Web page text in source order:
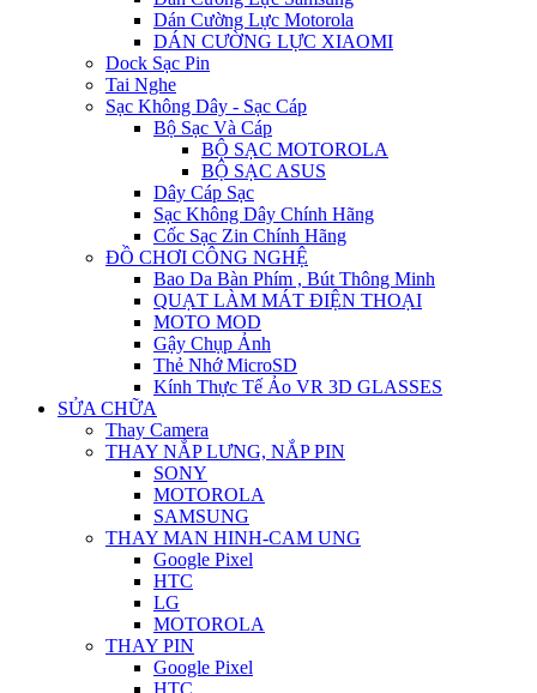
Dán Cường Lực Motorola
DÁN CƯỜNG LỰC XIAOMI
Dock Sạc Pin
Tai Nghe
Sạc Không Dây - Sạc Cáp
Bộ Sạc Và Cáp
BỘ SẠC MOTOROLA
BỘ SẠC ASUS
Dây Cáp Sạc
Sạc Không Dây Chính Hãng
Cốc Sạc Zin Chính Hãng
ĐỒ CHƠI CÔNG NGHỆ
Bao Da Bàn Phím , Bút Thông Minh
QUẠT LÀM MÁT ĐIỆN THOẠI
MOTO MOD
Gậy Chụp Ảnh
Thẻ Nhớ MicroSD
Kính Thực Tế Ảo VR 3D GLASSES
SỬA CHỮA
Thay Camera
THAY NẮP LƯNG, NẮP PIN
SONY
MOTOROLA
SAMSUNG
THAY MAN HINH-CAM UNG
Google Pixel
HTC
LG
MOTOROLA
THAY PIN
Google Pixel
HTC